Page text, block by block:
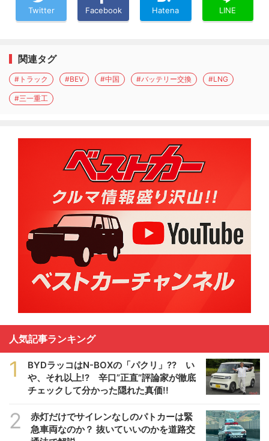
Twitter Facebook Hatena LINE
関連タグ
#トラック #BEV #中国 #バッテリー交換 #LNG
#三一重工
人気記事ランキング
1
BYDラッコはN-BOXの「パクリ」?? い
や、それ以上!? 辛口”正直”評論家が徹底
チェックして分かった隠れた真価!!
2
赤灯だけでサイレンなしのパトカーは緊
急車両なのか？ 抜いていいのかを道路交